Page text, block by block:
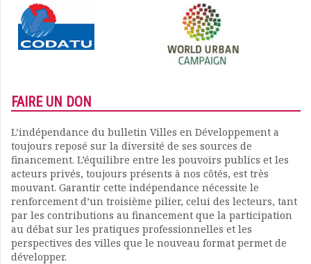
FAIRE UN DON
L’indépendance du bulletin Villes en Développement a
toujours reposé sur la diversité de ses sources de
financement. L’équilibre entre les pouvoirs publics et les
acteurs privés, toujours présents à nos côtés, est très
mouvant. Garantir cette indépendance nécessite le
renforcement d’un troisième pilier, celui des lecteurs, tant
par les contributions au financement que la participation
au débat sur les pratiques professionnelles et les
perspectives des villes que le nouveau format permet de
développer.